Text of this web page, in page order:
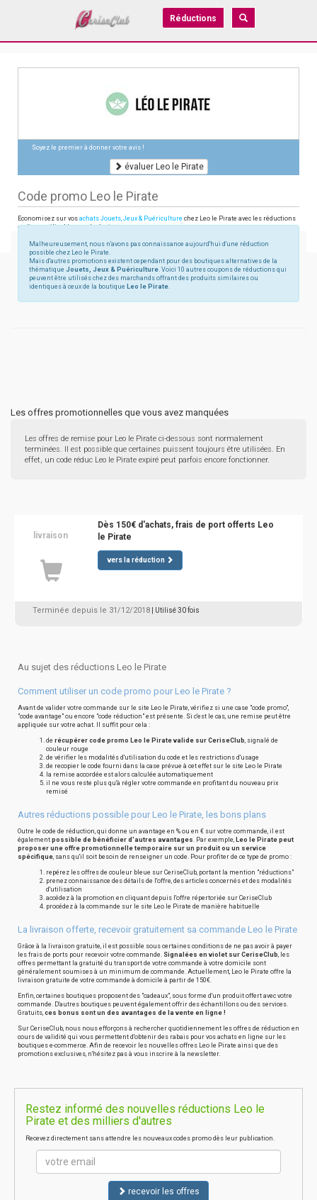
Réductions
Soyez le premier à donner votre avis !
évaluer Leo le Pirate
Code promo Leo le Pirate
Economisez sur vos achats Jouets, Jeux & Puériculture chez Leo le Pirate avec les réductions
en ligne utilisables sur leolepirate.com
Malheureusement, nous n'avons pas connaissance aujourd'hui d'une réduction
possible chez Leo le Pirate.
Mais d'autres promotions existent cependant pour des boutiques alternatives de la
thématique Jouets, Jeux & Puériculture. Voici 10 autres coupons de réductions qui
peuvent être utilisés chez des marchands offrant des produits similaires ou
identiques à ceux de la boutique Leo le Pirate.
Les offres promotionnelles que vous avez manquées
Les offres de remise pour Leo le Pirate ci-dessous sont normalement
terminées. Il est possible que certaines puissent toujours être utilisées. En
effet, un code réduc Leo le Pirate expiré peut parfois encore fonctionner.
livraison
Dès 150€ d'achats, frais de port offerts Leo
le Pirate
vers la réduction
Terminée depuis le 31/12/2018 | Utilisé 30 fois
Au sujet des réductions Leo le Pirate
Comment utiliser un code promo pour Leo le Pirate ?
Avant de valider votre commande sur le site Leo le Pirate, vérifiez si une case "code promo",
"code avantage" ou encore "code réduction" est présente. Si c'est le cas, une remise peut être
appliquée sur votre achat. Il suffit pour cela :
de récupérer code promo Leo le Pirate valide sur CeriseClub, signalé de
couleur rouge
de vérifier les modalités d'utilisation du code et les restrictions d'usage
de recopier le code fourni dans la case prévue à cet effet sur le site Leo le Pirate
la remise accordée est alors calculée automatiquement
il ne vous reste plus qu'à régler votre commande en profitant du nouveau prix
remisé
Autres réductions possible pour Leo le Pirate, les bons plans
Outre le code de réduction, qui donne un avantage en % ou en € sur votre commande, il est
également possible de bénéficier d'autres avantages. Par exemple, Leo le Pirate peut
proposer une offre promotionnelle temporaire sur un produit ou un service
spécifique, sans qu'il soit besoin de renseigner un code. Pour profiter de ce type de promo :
repérez les offres de couleur bleue sur CeriseClub, portant la mention "réductions"
prenez connaissance des détails de l'offre, des articles concernés et des modalités
d'utilisation
accédez à la promotion en cliquant depuis l'offre répertoriée sur CeriseClub
procédez à la commande sur le site Leo le Pirate de manière habituelle
La livraison offerte, recevoir gratuitement sa commande Leo le Pirate
Grâce à la livraison gratuite, il est possible sous certaines conditions de ne pas avoir à payer
les frais de ports pour recevoir votre commande. Signalées en violet sur CeriseClub, les
offres permettant la gratuité du transport de votre commande à votre domicile sont
généralement soumises à un minimum de commande. Actuellement, Leo le Pirate offre la
livraison gratuite de votre commande à domicile à partir de 150€.
Enfin, certaines boutiques proposent des "cadeaux", sous forme d'un produit offert avec votre
commande. D'autres boutiques peuvent également offrir des échantillons ou des services.
Gratuits, ces bonus sont un des avantages de la vente en ligne !
Sur CeriseClub, nous nous efforçons à rechercher quotidiennement les offres de réduction en
cours de validité qui vous permettent d'obtenir des rabais pour vos achats en ligne sur les
boutiques e-commerce. Afin de recevoir les nouvelles offres Leo le Pirate ainsi que des
promotions exclusives, n'hésitez pas à vous inscrire à la newsletter.
Restez informé des nouvelles réductions Leo le
Pirate et des milliers d'autres
Recevez directement sans attendre les nouveaux codes promo dès leur publication.
recevoir les offres